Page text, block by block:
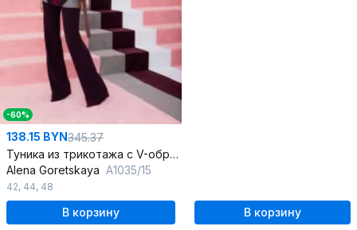
-60%
138.15 BYN345.37
Туника из трикотажа с V-образным вырезом и разрезами
Alena Goretskaya A1035/15
42, 44, 48
В корзину В корзину